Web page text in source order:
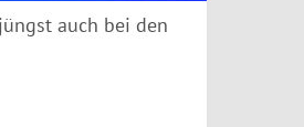
auch bei den